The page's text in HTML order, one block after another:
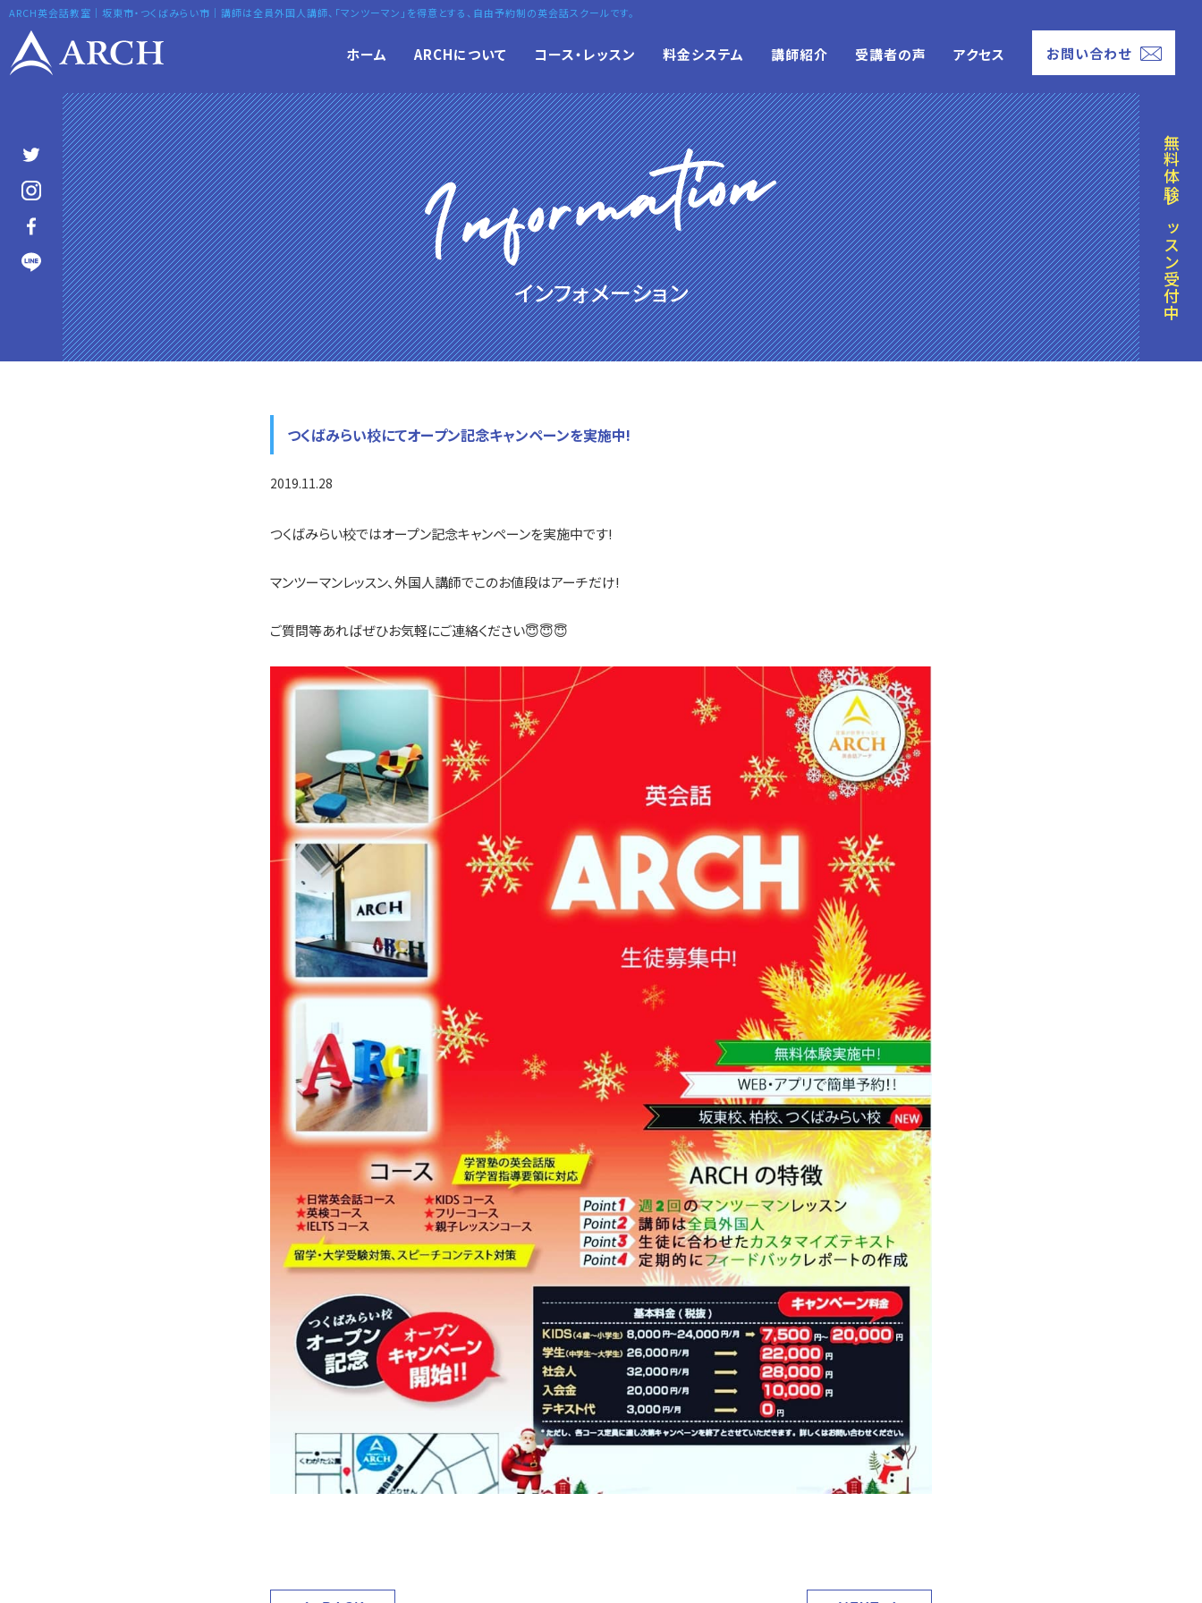
ARCH英会話教室｜坂東市・つくばみらい市｜講師は全員外国人講師、「マンツーマン」を得意とする、自由予約制の英会話スクールです。
コ
テ
ン
ツ
へ
ス
キ
ッ
プ
ホーム ARCHについて コース・レッスン 料金システム 講師紹介 受講者の声 アクセス お問い合わせ
インフォメーション 無料体験レッスン受付中
つくばみらい校にてオープン記念キャンペーンを実施中!
2019.11.28
つくばみらい校ではオープン記念キャンペーンを実施中です!
マンツーマンレッスン、外国人講師でこのお値段はアーチだけ!
ご質問等あればぜひお気軽にご連絡ください😇😇😇
へ